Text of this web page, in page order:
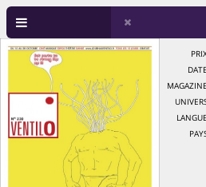
DATE
MAGAZINE
LANGUE